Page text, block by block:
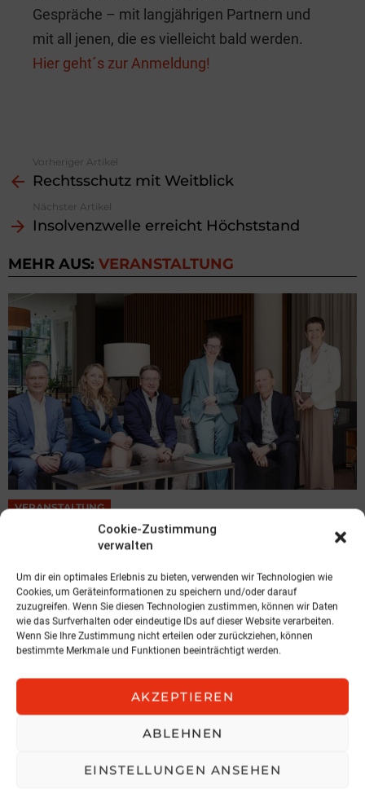
Cookie-Zustimmung
verwalten
Um dir ein optimales Erlebnis zu bieten, verwenden wir Technologien wie
Cookies, um Geräteinformationen zu speichern und/oder darauf
zuzugreifen. Wenn Sie diesen Technologien zustimmen, können wir Daten
wie das Surfverhalten oder eindeutige IDs auf dieser Website verarbeiten.
Wenn Sie Ihre Zustimmung nicht erteilen oder zurückziehen, können
bestimmte Merkmale und Funktionen beeinträchtigt werden.
AKZEPTIEREN
ABLEHNEN
EINSTELLUNGEN ANSEHEN
Gespräche – mit langjährigen Partnern und
mit all jenen, die es vielleicht bald werden.
Hier geht´s zur Anmeldung!
more
Vorheriger Artikel
Rechtsschutz mit Weitblick
Nächster Artikel
Insolvenzwelle erreicht Höchststand
MEHR AUS: VERANSTALTUNG
VERANSTALTUNG
Insurance 360° – Nachhaltiges
Wachstum durch Innovation
Österreichische Gesellschaft für Versicherungsfachwissen
3. August 2026, 5:03